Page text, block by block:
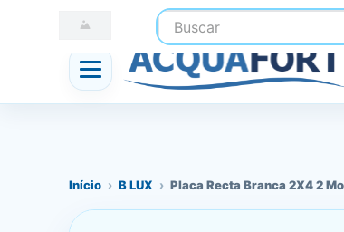
Buscar
☎ (41) 3247-1199
Início › B LUX › Placa Recta Branca 2X4 2